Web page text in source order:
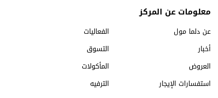
معلومات عن المركز
عن دلما مول
الفعاليات
أخبار
التسوق
العروض
المأكولات
استفسارات الإيجار
الترفيه